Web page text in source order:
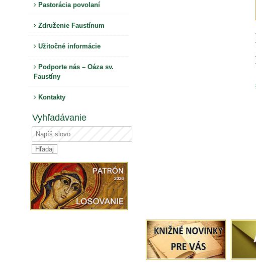
Pastorácia povolaní
Združenie Faustínum
Užitočné informácie
Podporte nás – Oáza sv.
Faustíny
Kontakty
Vyhľadávanie